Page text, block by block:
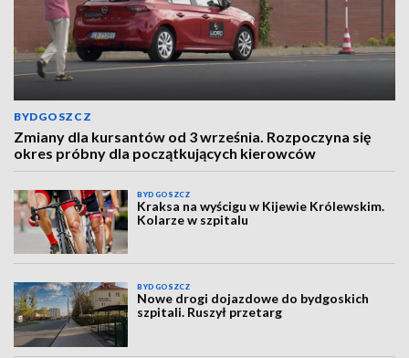
BYDGOSZCZ
Zmiany dla kursantów od 3 września. Rozpoczyna się
okres próbny dla początkujących kierowców
BYDGOSZCZ
Kraksa na wyścigu w Kijewie Królewskim.
Kolarze w szpitalu
BYDGOSZCZ
Nowe drogi dojazdowe do bydgoskich
szpitali. Ruszył przetarg